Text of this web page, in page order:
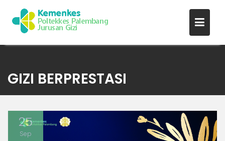
content
GIZI BERPRESTASI
25
Sep